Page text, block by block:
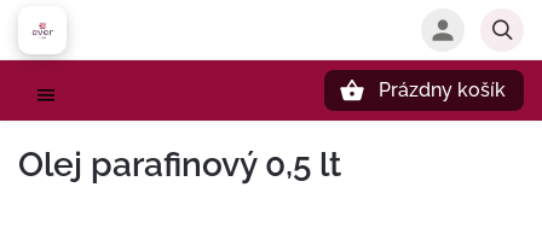
Prázdny košík
Olej parafinový 0,5 lt